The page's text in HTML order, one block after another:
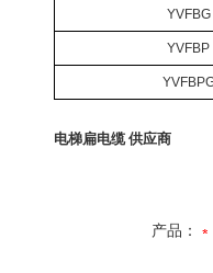
YVFBG
YVFBP
电梯扁电缆 供应商
产品：